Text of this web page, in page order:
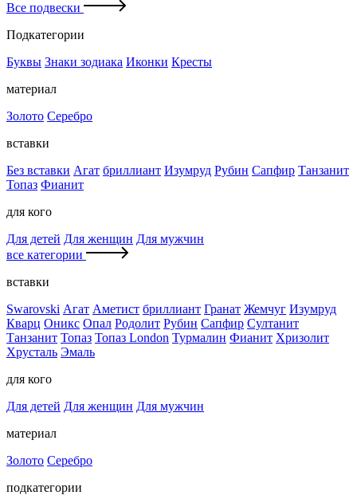
Все подвески
Подкатегории
Буквы Знаки зодиака Иконки Кресты
материал
Золото Серебро
вставки
Без вставки Агат бриллиант Изумруд Рубин Сапфир Танзанит
Топаз Фианит
для кого
Для детей Для женщин Для мужчин
все категории
вставки
Swarovski Агат Аметист бриллиант Гранат Жемчуг Изумруд
Кварц Оникс Опал Родолит Рубин Сапфир Султанит
Танзанит Топаз Топаз London Турмалин Фианит Хризолит
Хрусталь Эмаль
для кого
Для детей Для женщин Для мужчин
материал
Золото Серебро
подкатегории